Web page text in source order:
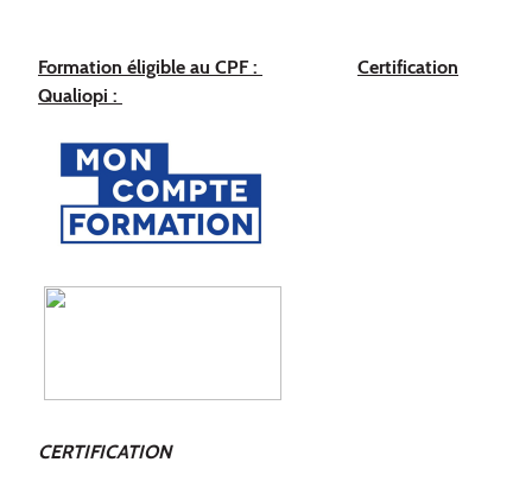
Formation éligible au CPF :
Certification
Qualiopi :
CERTIFICATION